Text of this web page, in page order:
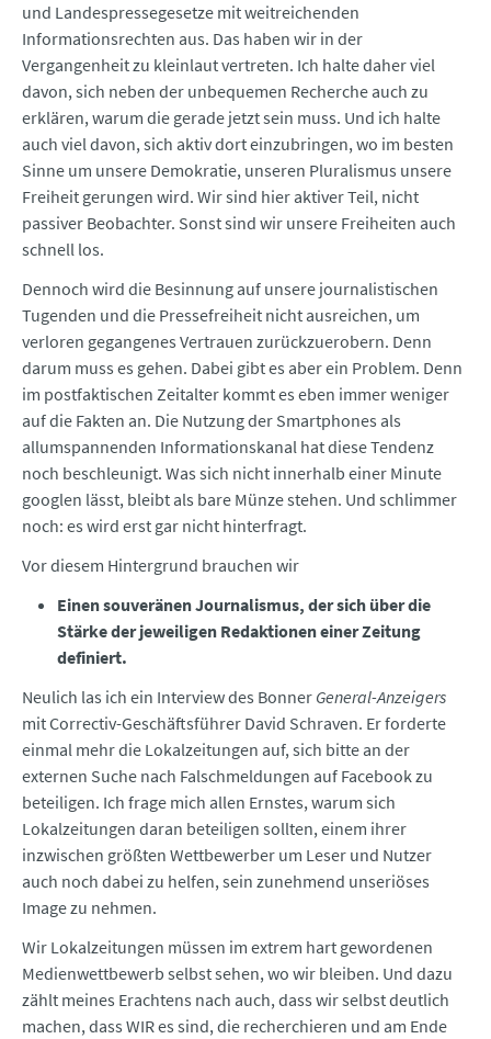
und Landespressegesetze mit weitreichenden
Informationsrechten aus. Das haben wir in der
Vergangenheit zu kleinlaut vertreten. Ich halte daher viel
davon, sich neben der unbequemen Recherche auch zu
erklären, warum die gerade jetzt sein muss. Und ich halte
auch viel davon, sich aktiv dort einzubringen, wo im besten
Sinne um unsere Demokratie, unseren Pluralismus unsere
Freiheit gerungen wird. Wir sind hier aktiver Teil, nicht
passiver Beobachter. Sonst sind wir unsere Freiheiten auch
schnell los.
Dennoch wird die Besinnung auf unsere journalistischen
Tugenden und die Pressefreiheit nicht ausreichen, um
verloren gegangenes Vertrauen zurückzuerobern. Denn
darum muss es gehen. Dabei gibt es aber ein Problem. Denn
im postfaktischen Zeitalter kommt es eben immer weniger
auf die Fakten an. Die Nutzung der Smartphones als
allumspannenden Informationskanal hat diese Tendenz
noch beschleunigt. Was sich nicht innerhalb einer Minute
googlen lässt, bleibt als bare Münze stehen. Und schlimmer
noch: es wird erst gar nicht hinterfragt.
Vor diesem Hintergrund brauchen wir
Einen souveränen Journalismus, der sich über die
Stärke der jeweiligen Redaktionen einer Zeitung
definiert.
Neulich las ich ein Interview des Bonner General-Anzeigers
mit Correctiv-Geschäftsführer David Schraven. Er forderte
einmal mehr die Lokalzeitungen auf, sich bitte an der
externen Suche nach Falschmeldungen auf Facebook zu
beteiligen. Ich frage mich allen Ernstes, warum sich
Lokalzeitungen daran beteiligen sollten, einem ihrer
inzwischen größten Wettbewerber um Leser und Nutzer
auch noch dabei zu helfen, sein zunehmend unseriöses
Image zu nehmen.
Wir Lokalzeitungen müssen im extrem hart gewordenen
Medienwettbewerb selbst sehen, wo wir bleiben. Und dazu
zählt meines Erachtens nach auch, dass wir selbst deutlich
machen, dass WIR es sind, die recherchieren und am Ende